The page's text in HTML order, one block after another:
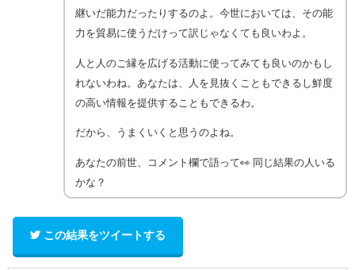
継いだ能力だったりするのよ。今世においては、その能
力を貿易に使うだけって訳じゃなくても良いわよ。
人と人のご縁を広げる活動に使ってみても良いのかもし
れないわね。あなたは、人を見抜くこともできるし鮮度
の高い情報を提供することもできるわ。
だから、うまくいくと思うのよね。
あなたの前世、コメント欄で語って👀 同じ結果の人いる
かな？
この結果をツイートする